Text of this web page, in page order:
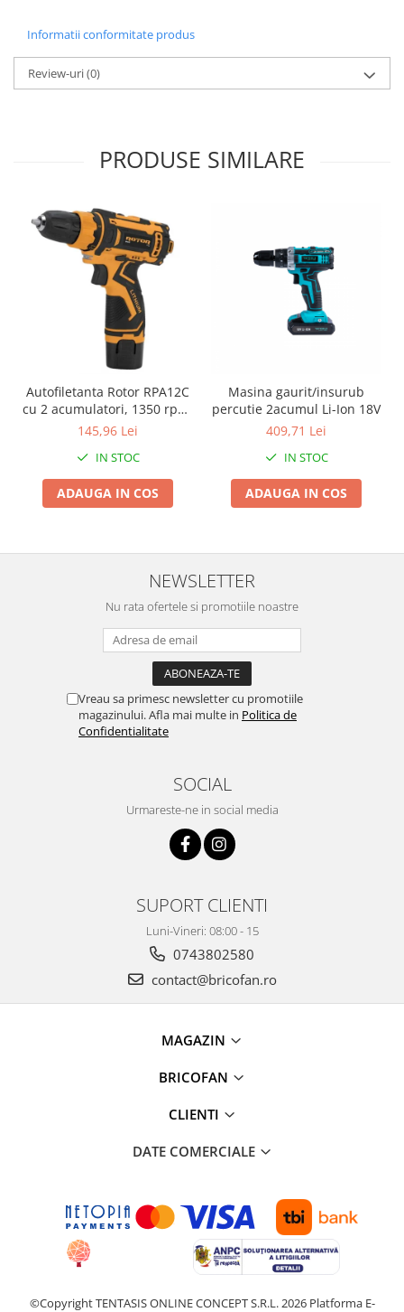
Lampi solare
Lanterne
Lumina de crestere pentru plante
Cantare Corporale
Aparate de spalat cu presiune si
accesorii
Accesorii aparatele de spalat cu
Aparate de spalat cu presiune
Instalatii sanitare
Articole si accesorii pentru baie
Baterii baie
Baterii bucatarie
Baterii cada
Baterii electrice
Baterii lavoar
Chiuvete bucatarie compozit
Coloane de dus
Tapet 3D Autoadeziv
Climatizare si echipamente de
Aere conditionate
Echipamente pt incalzire
Paturi electrice cu incalzire
Kit-uri siguranta auto
Kit-uri Supravietuire si Accesorii
Cutii depozitare medicamente
Dulapuri si rafturi de depozitare
Organizatoare imbracaminte si
incaltaminte
Perii de curatare
Perii si aparate scame
Informatii conformitate produs
Review-uri(0)
PRODUSE SIMILARE
Autofiletanta Rotor RPA12C
cu 2 acumulatori, 1350 rpm,
12 V
145,96 Lei
IN STOC
ADAUGA IN COS
Masina gaurit/insurub
percutie 2acumul Li-Ion 18V
409,71 Lei
IN STOC
ADAUGA IN COS
NEWSLETTER
Nu rata ofertele si promotiile noastre
Vreau sa primesc newsletter cu promotiile
magazinului. Afla mai multe in Politica de
Confidentialitate
SOCIAL
Urmareste-ne in social media
SUPORT CLIENTI
Luni-Vineri: 08:00 - 15
0743802580
contact@bricofan.ro
MAGAZIN
BRICOFAN
CLIENTI
DATE COMERCIALE
©Copyright TENTASIS ONLINE CONCEPT S.R.L. 2026 Platforma E-